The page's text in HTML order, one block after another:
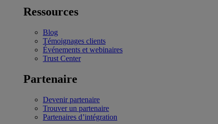
Ressources
Blog
Témoignages clients
Événements et webinaires
Trust Center
Partenaire
Devenir partenaire
Trouver un partenaire
Partenaires d’intégration